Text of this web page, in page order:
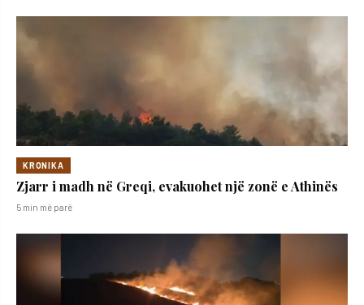
KRONIKA
Zjarr i madh në Greqi, evakuohet një zonë e Athinës
5 min më parë